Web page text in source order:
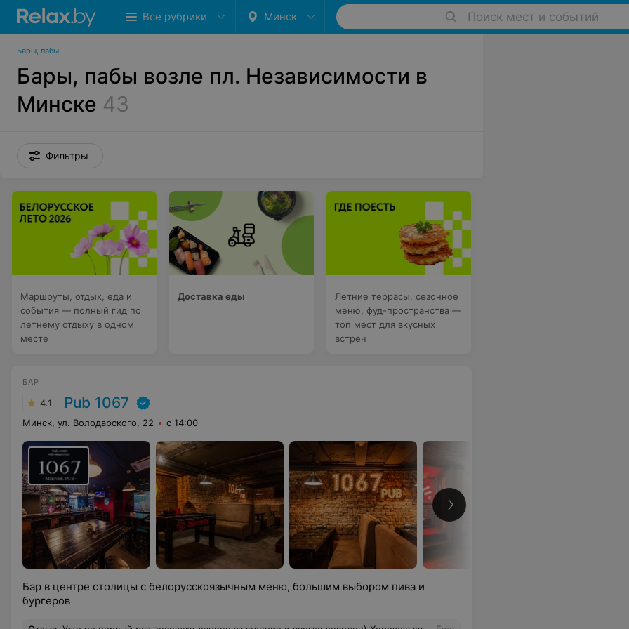
Все рубрики Минск Поиск мест и событий
Бары, пабы
Бары, пабы возле пл. Независимости в
Минске 43
Фильтры
Маршруты, отдых, еда и
события — полный гид по
летнему отдыху в одном
месте
Доставка еды
Летние террасы, сезонное
меню, фуд-пространства —
топ мест для вкусных
встреч
БАР
4.1 Pub 1067
Минск, ул. Володарского, 22 с 14:00
Бар в центре столицы с белорусскоязычным меню, большим выбором пива и
бургеров